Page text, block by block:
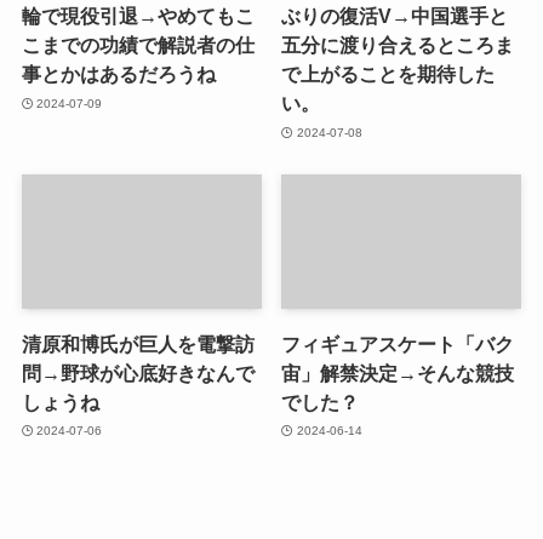
輪で現役引退→やめてもこ
こまでの功績で解説者の仕
事とかはあるだろうね
2024-07-09
ぶりの復活V→中国選手と
五分に渡り合えるところま
で上がることを期待した
い。
2024-07-08
清原和博氏が巨人を電撃訪
問→野球が心底好きなんで
しょうね
2024-07-06
フィギュアスケート「バク
宙」解禁決定→そんな競技
でした？
2024-06-14